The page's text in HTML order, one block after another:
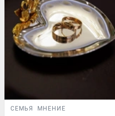
СЕМЬЯ МНЕНИЕ